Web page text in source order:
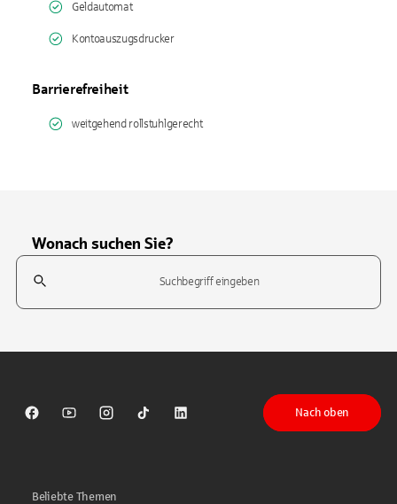
Geldautomat
Kontoauszugsdrucker
Barrierefreiheit
weitgehend rollstuhlgerecht
Wonach suchen Sie?
Suchfeld
Sparkasse auf Facebook
Sparkasse auf Youtube
Sparkasse auf Instagram
Sparkasse auf TikTok
Sparkasse auf LinkedIn
Nach oben
Beliebte Themen